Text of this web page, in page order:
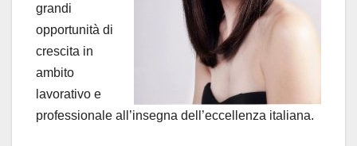
grandi
opportunità di
crescita in
ambito
lavorativo e
professionale all’insegna dell’eccellenza italiana.